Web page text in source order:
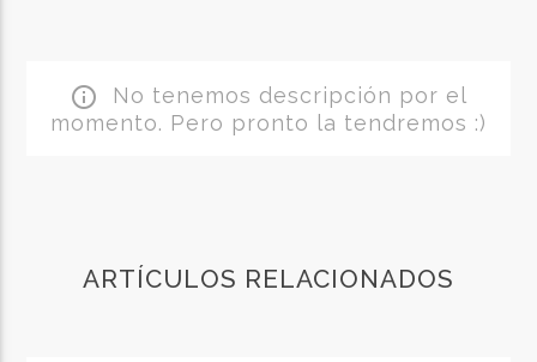
info_outline No tenemos descripción por el
momento. Pero pronto la tendremos :)
ARTÍCULOS RELACIONADOS